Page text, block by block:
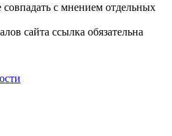
с мнением отдельных
сайта ссылка обязательна